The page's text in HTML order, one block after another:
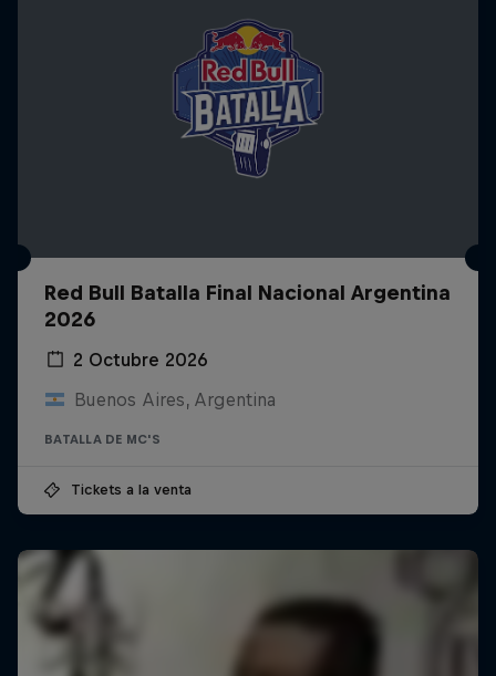
Red Bull Batalla Final Nacional Argentina
2026
2 Octubre 2026
Buenos Aires, Argentina
BATALLA DE MC'S
Tickets a la venta